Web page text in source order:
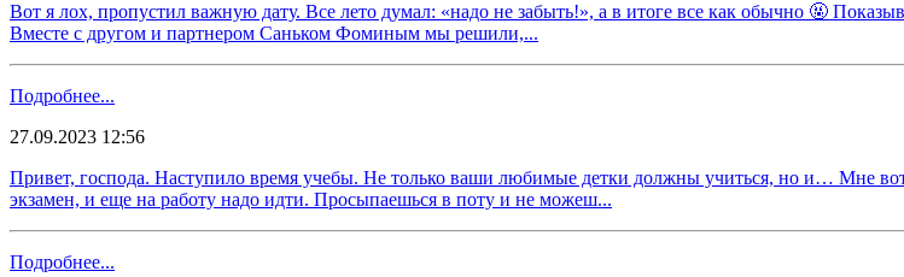
​​Вот я лох, пропустил важную дату. Все лето думал: «надо не забыть!», а в итоге все как обычно 🤬
Вместе с другом и партнером Саньком Фоминым мы решили,...
Подробнее...
27.09.2023 12:56
Привет, господа. Наступило время учебы. Не только ваши любимые детки должны учиться, но и… Мне вот
экзамен, и еще на работу надо идти. Просыпаешься в поту и не можеш...
Подробнее...